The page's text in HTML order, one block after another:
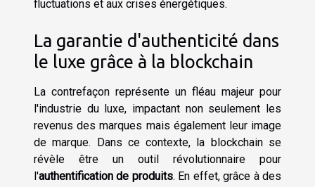
fluctuations et aux crises énergétiques.
La garantie d'authenticité dans
le luxe grâce à la blockchain
La contrefaçon représente un fléau majeur pour
l'industrie du luxe, impactant non seulement les
revenus des marques mais également leur image
de marque. Dans ce contexte, la blockchain se
révèle être un outil révolutionnaire pour
l'authentification de produits. En effet, grâce à des